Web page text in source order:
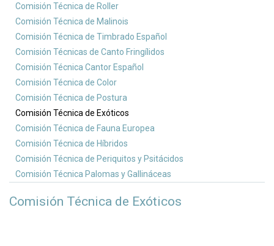
Comisión Técnica de Roller
Comisión Técnica de Malinois
Comisión Técnica de Timbrado Español
Comisión Técnicas de Canto Fringílidos
Comisión Técnica Cantor Español
Comisión Técnica de Color
Comisión Técnica de Postura
Comisión Técnica de Exóticos
Comisión Técnica de Fauna Europea
Comisión Técnica de Híbridos
Comisión Técnica de Periquitos y Psitácidos
Comisión Técnica Palomas y Gallináceas
Comisión Técnica de Exóticos